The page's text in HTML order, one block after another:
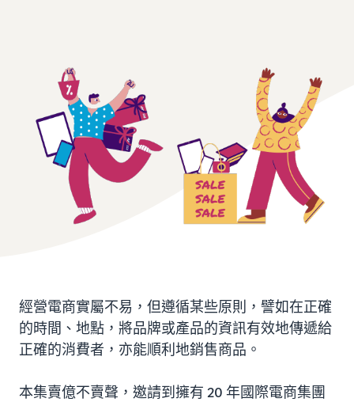
經營電商實屬不易，但遵循某些原則，譬如在正確
的時間、地點，將品牌或產品的資訊有效地傳遞給
正確的消費者，亦能順利地銷售商品。
本集賣億不賣聲，邀請到擁有 20 年國際電商集團